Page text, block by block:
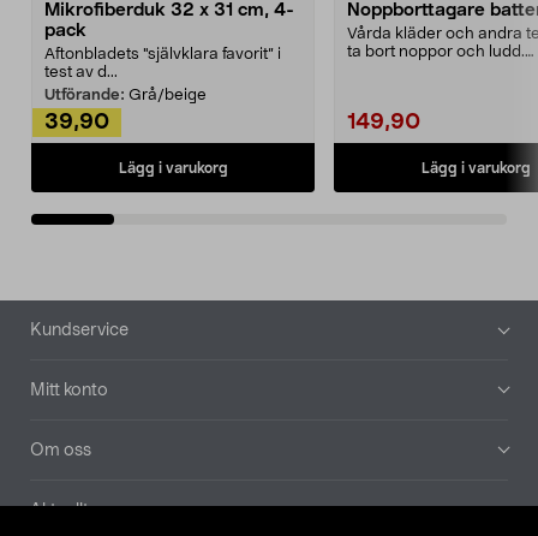
Mikrofiberduk 32 x 31 cm, 4-
pack
Aftonbladets "självklara favorit” i
test av d...
Utförande: Grå/beige
39,90
Lägg i varukorg
Noppborttagare
Vårda kläder och andra
ta bort noppor och ludd.
149,90
Lägg i varukorg
Sidfot
Kundservice
Mitt konto
Om oss
Aktuellt